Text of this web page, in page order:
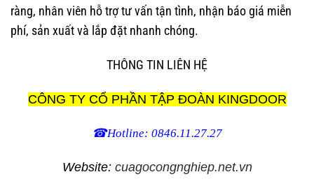
ràng, nhân viên hỗ trợ tư vấn tận tình, nhận báo giá miễn
phí, sản xuất và lắp đặt nhanh chóng.
THÔNG TIN LIÊN HỆ
CÔNG TY CỔ PHẦN TẬP ĐOÀN KINGDOOR
☎Hotline: 0846.11.27.27
Website: cuagocongnghiep.net.vn